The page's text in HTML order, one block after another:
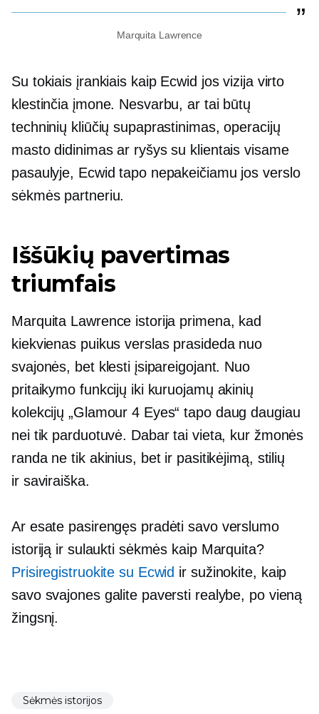
Marquita Lawrence
Su tokiais įrankiais kaip Ecwid jos vizija virto
klestinčia įmone. Nesvarbu, ar tai būtų
techninių kliūčių supaprastinimas, operacijų
masto didinimas ar ryšys su klientais visame
pasaulyje, Ecwid tapo nepakeičiamu jos verslo
sėkmės partneriu.
Iššūkių pavertimas
triumfais
Marquita Lawrence istorija primena, kad
kiekvienas puikus verslas prasideda nuo
svajonės, bet klesti įsipareigojant. Nuo
pritaikymo funkcijų iki kuruojamų akinių
kolekcijų „Glamour 4 Eyes“ tapo daug daugiau
nei tik parduotuvė. Dabar tai vieta, kur žmonės
randa ne tik akinius, bet ir pasitikėjimą, stilių
ir saviraiška.
Ar esate pasirengęs pradėti savo verslumo
istoriją ir sulaukti sėkmės kaip Marquita?
Prisiregistruokite su Ecwid ir sužinokite, kaip
savo svajones galite paversti realybe, po vieną
žingsnį.
Sėkmės istorijos